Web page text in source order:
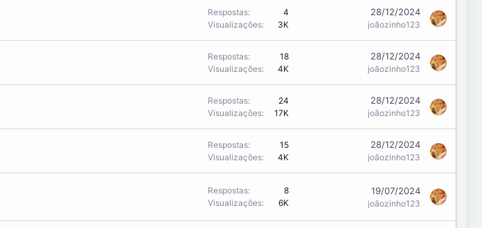
Respostas
4
Visualizações
3K
28/12/2024
joãozinho123
Respostas
18
Visualizações
4K
28/12/2024
joãozinho123
Respostas
24
Visualizações
17K
28/12/2024
joãozinho123
Respostas
15
Visualizações
4K
28/12/2024
joãozinho123
Respostas
8
Visualizações
6K
19/07/2024
joãozinho123